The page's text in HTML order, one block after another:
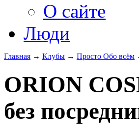
О сайте
Люди
Главная → Клубы → Просто Обо всём
ORION
без